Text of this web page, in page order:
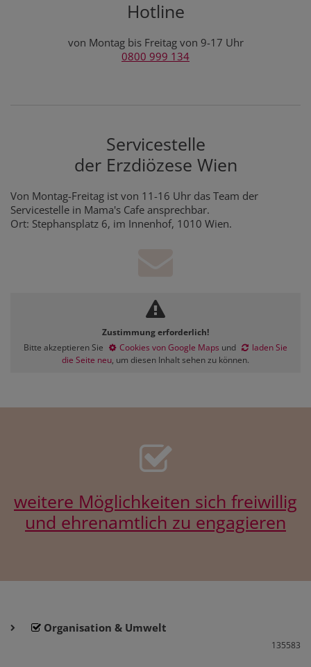
Hotline
von Montag bis Freitag von 9-17 Uhr
0800 999 134
Servicestelle
der Erzdiözese Wien
Von Montag-Freitag ist von 11-16 Uhr das Team der
Servicestelle in Mama's Cafe ansprechbar.
Ort: Stephansplatz 6, im Innenhof, 1010 Wien.
Zustimmung erforderlich!
Bitte akzeptieren Sie
Cookies von Google Maps und
laden Sie
die Seite neu, um diesen Inhalt sehen zu können.
weitere Möglichkeiten sich freiwillig
und ehrenamtlich zu engagieren
Organisation & Umwelt
135583